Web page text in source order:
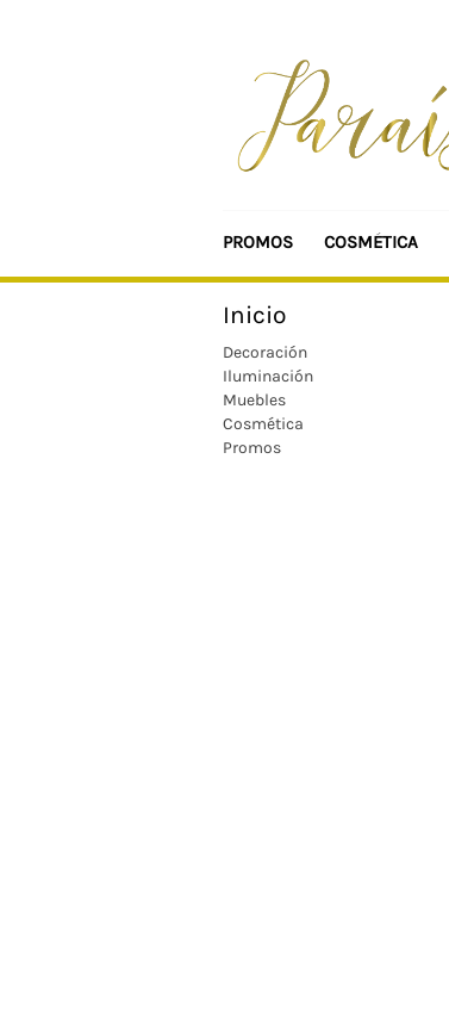
PROMOS COSMÉTICA
Inicio
Decoración
Iluminación
Muebles
Cosmética
Promos